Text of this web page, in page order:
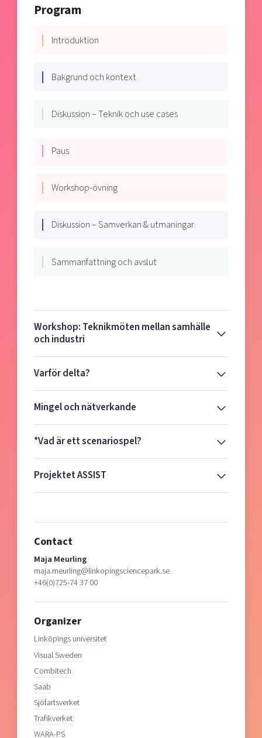
Program
Introduktion
Bakgrund och kontext
Diskussion – Teknik och use cases
Paus
Workshop-övning
Diskussion – Samverkan & utmaningar
Sammanfattning och avslut
Workshop: Teknikmöten mellan samhälle
och industri
Varför delta?
Mingel och nätverkande
*Vad är ett scenariospel?
Projektet ASSIST
Contact
Maja Meurling
maja.meurling@linkopingsciencepark.se
+46(0)725-74 37 00
Organizer
Linköpings universitet
Visual Sweden
Combitech
Saab
Sjöfartsverket
Trafikverket
WARA-PS